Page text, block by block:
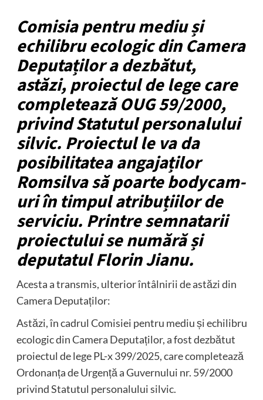
Comisia pentru mediu și
echilibru ecologic din Camera
Deputaților a dezbătut,
astăzi, proiectul de lege care
completează OUG 59/2000,
privind Statutul personalului
silvic. Proiectul le va da
posibilitatea angajaților
Romsilva să poarte bodycam-
uri în timpul atribuțiilor de
serviciu. Printre semnatarii
proiectului se numără și
deputatul Florin Jianu.
Acesta a transmis, ulterior întâlnirii de astăzi din
Camera Deputaților:
Astăzi, în cadrul Comisiei pentru mediu și echilibru
ecologic din Camera Deputaților, a fost dezbătut
proiectul de lege PL-x 399/2025, care completează
Ordonanța de Urgență a Guvernului nr. 59/2000
privind Statutul personalului silvic.